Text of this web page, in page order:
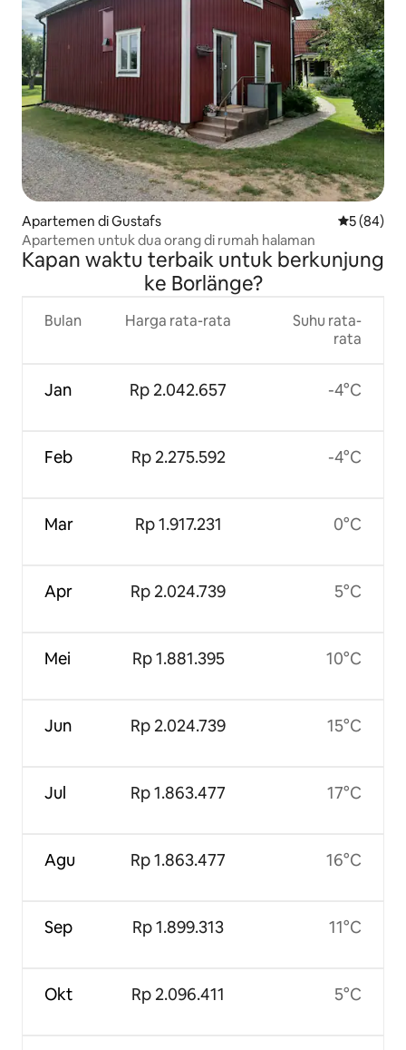
Apartemen di Gustafs Nilai rata-
5 (84)
Apartemen untuk dua orang di rumah halaman
Kapan waktu terbaik untuk berkunjung
ke Borlänge?
Bulan
Jan
Feb
Mar
Apr
Mei
Jun
Jul
Agu
Sep
Okt
Harga rata-rata
Rp 2.042.657
Rp 2.275.592
Rp 1.917.231
Rp 2.024.739
Rp 1.881.395
Rp 2.024.739
Rp 1.863.477
Rp 1.863.477
Rp 1.899.313
Rp 2.096.411
Suhu rata-
rata
-4°C
-4°C
0°C
5°C
10°C
15°C
17°C
16°C
11°C
5°C